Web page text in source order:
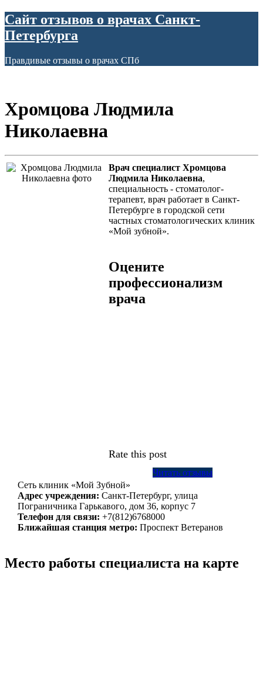
Сайт отзывов о врачах Санкт-
Петербурга
Правдивые отзывы о врачах СПб
Хромцова Людмила
Николаевна
Врач специалист Хромцова
Людмила Николаевна,
специальность - стоматолог-
терапевт, врач работает в Санкт-
Петербурге в городской сети
частных стоматологических клиник
«Мой зубной».
Оцените
профессионализм
врача
Rate this post
Читать отзывы
Сеть клиник «Мой Зубной»
Адрес учреждения: Санкт-Петербург, улица
Пограничника Гарькавого, дом 36, корпус 7
Телефон для связи: +7(812)6768000
Ближайшая станция метро: Проспект Ветеранов
Место работы специалиста на карте